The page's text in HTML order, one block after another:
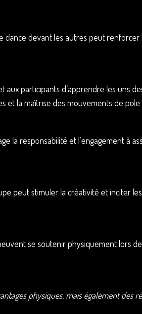
devant les autres peut renforcer
aux participants d’apprendre les uns
et la maîtrise des mouvements de pole
la responsabilité et l’engagement à
peut stimuler la créativité et inciter
se soutenir physiquement lors
physiques, mais également des